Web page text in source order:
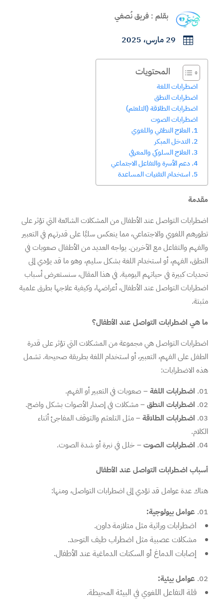
بقلم : فريق نُصغي
 29 مارس، 2025
المحتويات
اضطرابات اللغة
اضطرابات النطق
اضطرابات الطلاقة (التلعثم)
اضطرابات الصوت
1. العلاج النطقي واللغوي
2. التدخل المبكر
3. العلاج السلوكي والمعرفي
4. دعم الأسرة والتفاعل الاجتماعي
5. استخدام التقنيات المساعدة
مقدمة
اضطرابات التواصل عند الأطفال من المشكلات الشائعة التي تؤثر على
تطورهم اللغوي والاجتماعي، مما ينعكس سلبًا على قدرتهم في التعبير
والفهم والتفاعل مع الآخرين. يواجه العديد من الأطفال صعوبات في
النطق، الفهم، أو استخدام اللغة بشكل سليم، وهو ما قد يؤدي إلى
تحديات كبيرة في حياتهم اليومية. في هذا المقال، سنستعرض أسباب
اضطرابات التواصل عند الأطفال، أعراضها، وكيفية علاجها بطرق علمية
مثبتة.
ما هي اضطرابات التواصل عند الأطفال؟
اضطرابات التواصل هي مجموعة من المشكلات التي تؤثر على قدرة
الطفل على الفهم، التعبير، أو استخدام اللغة بطريقة صحيحة. تشمل
هذه الاضطرابات:
اضطرابات اللغة– صعوبات في التعبير أو الفهم.
اضطرابات النطق– مشكلات في إصدار الأصوات بشكل واضح.
اضطرابات الطلاقة– مثل التلعثم والتوقف المفاجئ أثناء
الكلام.
اضطرابات الصوت– خلل في نبرة أو شدة الصوت.
أسباب اضطرابات التواصل عند الأطفال
هناك عدة عوامل قد تؤدي إلى اضطرابات التواصل، ومنها:
عوامل بيولوجية:
اضطرابات وراثية مثل متلازمة داون.
مشكلات عصبية مثل اضطراب طيف التوحد.
إصابات الدماغ أو السكتات الدماغية عند الأطفال.
عوامل بيئية:
قلة التفاعل اللغوي في البيئة المحيطة.